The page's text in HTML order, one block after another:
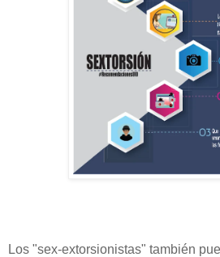
Los "sex-extorsionistas" también